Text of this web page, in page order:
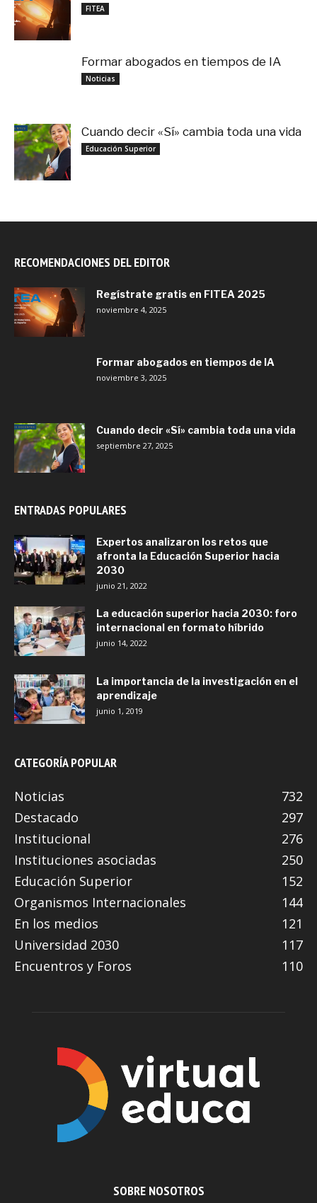
FITEA
Formar abogados en tiempos de IA
Noticias
Cuando decir «Sí» cambia toda una vida
Educación Superior
RECOMENDACIONES DEL EDITOR
Regístrate gratis en FITEA 2025
noviembre 4, 2025
Formar abogados en tiempos de IA
noviembre 3, 2025
Cuando decir «Sí» cambia toda una vida
septiembre 27, 2025
ENTRADAS POPULARES
Expertos analizaron los retos que
afronta la Educación Superior hacia
2030
junio 21, 2022
La educación superior hacia 2030: foro
internacional en formato híbrido
junio 14, 2022
La importancia de la investigación en el
aprendizaje
junio 1, 2019
CATEGORÍA POPULAR
Noticias
732
Destacado
297
Institucional
276
Instituciones asociadas
250
Educación Superior
152
Organismos Internacionales
144
En los medios
121
Universidad 2030
117
Encuentros y Foros
110
SOBRE NOSOTROS